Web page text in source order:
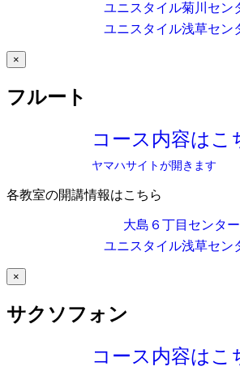
ユニスタイル菊川セン
ユニスタイル浅草セン
×
フルート
コース内容はこ
ヤマハサイトが開きます
各教室の開講情報はこちら
大島６丁目センター
ユニスタイル浅草セン
×
サクソフォン
コース内容はこ